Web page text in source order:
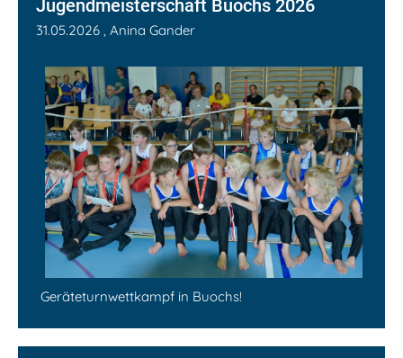
Jugendmeisterschaft Buochs 2026
31.05.2026 , Anina Gander
Geräteturnwettkampf in Buochs!